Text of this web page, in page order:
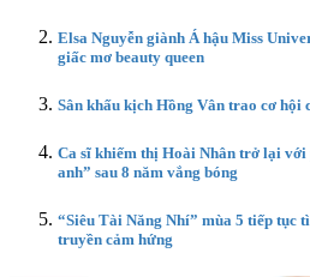
Elsa Nguyễn giành Á hậu Miss
giấc mơ beauty queen
Sân khấu kịch Hồng Vân trao cơ hội
Ca sĩ khiếm thị Hoài Nhân trở lại với
anh” sau 8 năm vắng bóng
“Siêu Tài Năng Nhí” mùa 5 tiếp tục
truyền cảm hứng